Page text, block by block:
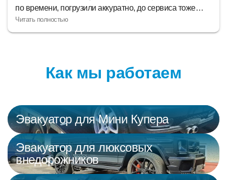
до сервиса тоже
сделали на отлично,
также. Благодарю за
Как мы работаем
Эвакуатор для Мини Купера
Эвакуатор для люксовых
внедорожников